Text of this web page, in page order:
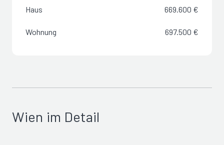
Haus 669.600 €
Wohnung 697.500 €
Wien im Detail